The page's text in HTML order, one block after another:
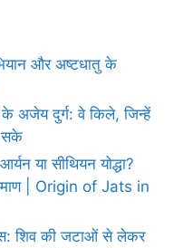
और अष्टधातु के
के अजेय दुर्ग: वे किले, जिन्हें
सके
या सीथियन योद्धा?
| Origin of Jats in
शिव की जटाओं से लेकर